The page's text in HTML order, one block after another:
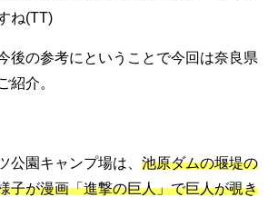
ね(TT)
後の参考にということで今回は奈良県
紹介。
公園キャンプ場は、 池原ダムの堰堤の
子が漫画「進撃の巨人」で巨人が覗き